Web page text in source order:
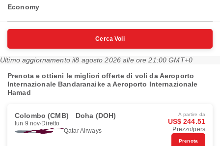
Economy
Cerca Voli
Ultimo aggiornamento il8 agosto 2026 alle ore 21:00 GMT+0
Prenota e ottieni le migliori offerte di voli da Aeroporto
Internazionale Bandaranaike a Aeroporto Internazionale
Hamad
Colombo (CMB) Doha (DOH)
lun 9 nov Diretto
Qatar Airways
A partire da
US$ 244.51
Prezzo/pers
Prenota